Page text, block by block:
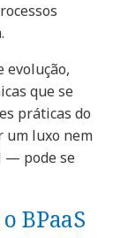
evolução,
que se
práticas do
um luxo nem
— pode se
BPaaS